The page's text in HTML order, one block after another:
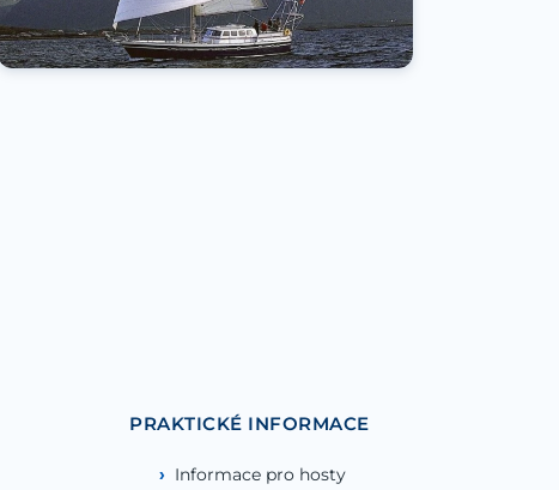
PRAKTICKÉ INFORMACE
Informace pro hosty